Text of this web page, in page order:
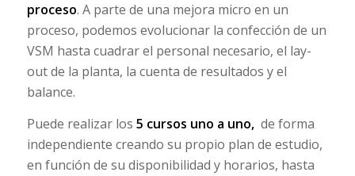
proceso. A parte de una mejora micro en un
proceso, podemos evolucionar la confección de un
VSM hasta cuadrar el personal necesario, el lay-
out de la planta, la cuenta de resultados y el
balance.
Puede realizar los 5 cursos uno a uno, de forma
independiente creando su propio plan de estudio,
en función de su disponibilidad y horarios, hasta